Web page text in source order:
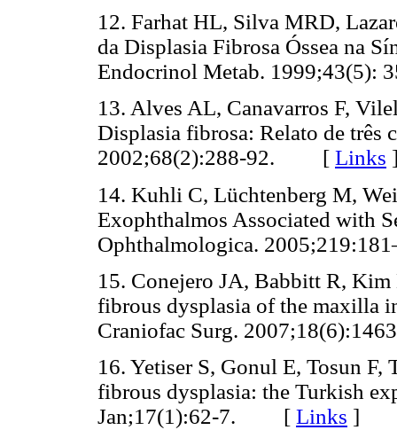
12. Farhat HL, Silva MRD,
da Displasia Fibrosa Óssea na
Endocrinol Metab.
13. Alves AL, Canavarros F,
Displasia fibrosa: Relato de três
2002;68(2):288-92. [ Links
14. Kuhli C, Lüchtenberg M,
Exophthalmos Associated with
Ophthalmologica.
15. Conejero JA, Babbitt R,
fibrous dysplasia of the maxilla
Craniofac Surg.
16. Yetiser S, Gonul E, Tosun
fibrous dysplasia: the Turkish
Jan;17(1):62-7. [ Links ]